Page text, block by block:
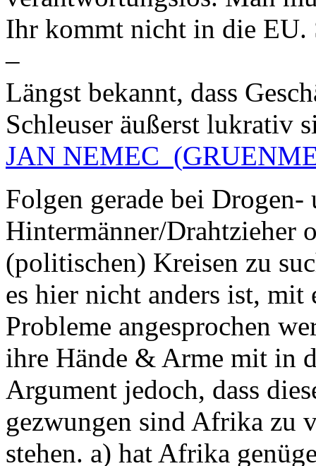
Ihr kommt nicht in die EU.
–
Längst bekannt, dass
Schleuser äußerst lukrativ
JAN NEMEC (
Folgen gerade bei
Hintermänner/Drahtzieher
(politischen) Kreisen zu
es hier nicht anders ist, mit
Probleme angesprochen
ihre Hände & Arme mit in
Argument jedoch, dass
gezwungen sind Afrika zu
stehen. a) hat Afrika